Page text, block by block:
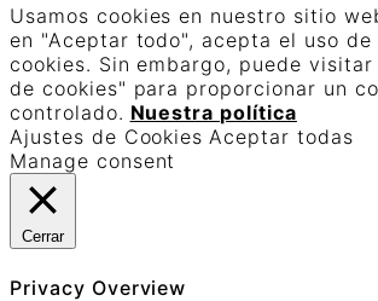
Usamos cookies en nuestro sitio
en "Aceptar todo", acepta el uso de
cookies. Sin embargo, puede
de cookies" para proporcionar un
controlado. Nuestra política
Ajustes de Cookies Aceptar todas
Manage consent
Cerrar
Privacy Overview